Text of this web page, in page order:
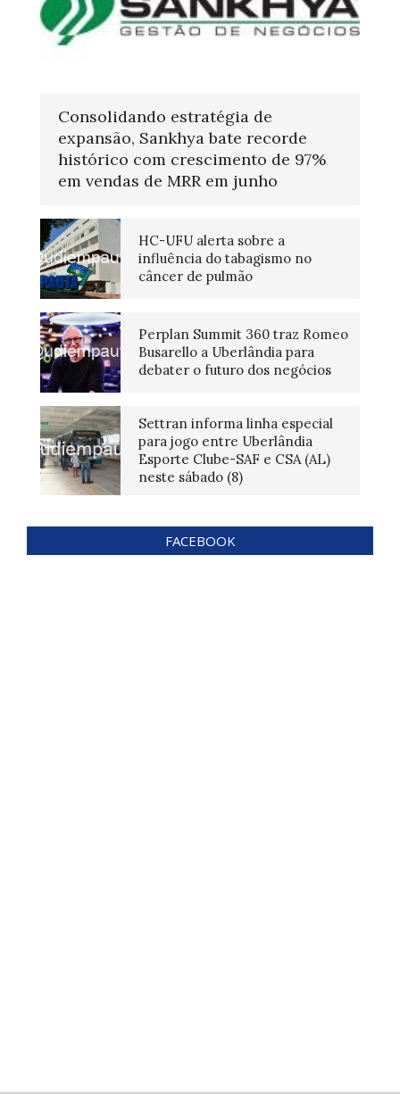
Consolidando estratégia de
expansão, Sankhya bate recorde
histórico com crescimento de 97%
em vendas de MRR em junho
HC-UFU alerta sobre a
influência do tabagismo no
câncer de pulmão
Perplan Summit 360 traz Romeo
Busarello a Uberlândia para
debater o futuro dos negócios
Settran informa linha especial
para jogo entre Uberlândia
Esporte Clube-SAF e CSA (AL)
neste sábado (8)
FACEBOOK